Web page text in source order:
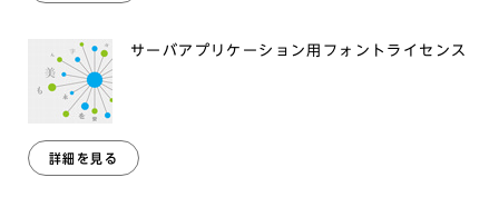
サーバアプリケーション用フォントライセンス
詳細を見る